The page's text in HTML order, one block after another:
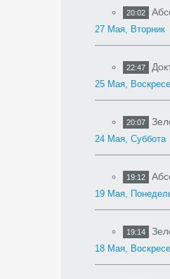
20:02
27 Мая, Вторник
22:47
25 Мая,
20:07
24 Мая, Суббота
19:12
19 Мая,
19:14
18 Мая,